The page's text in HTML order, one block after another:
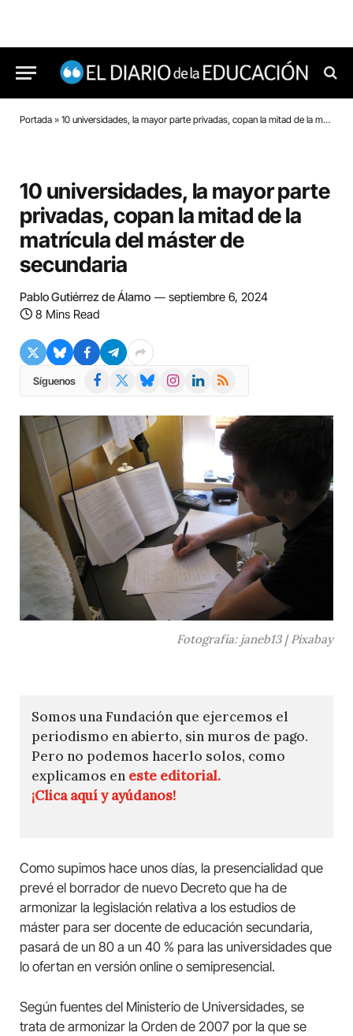
Portada » 10 universidades, la mayor parte privadas, copan la mitad de la matrícula del máster de secundaria
10 universidades, la mayor parte
privadas, copan la mitad de la
matrícula del máster de
secundaria
Pablo Gutiérrez de Álamo
septiembre 6, 2024
8 Mins Read
Síguenos Facebook BlueskyInstagramLinkedIn
RSS
Fotografía: janeb13 | Pixabay
Somos una Fundación que ejercemos el
periodismo en abierto, sin muros de pago.
Pero no podemos hacerlo solos, como
explicamos en este editorial.
¡Clica aquí y ayúdanos!
Como supimos hace unos días, la presencialidad que
prevé el borrador de nuevo Decreto que ha de
armonizar la legislación relativa a los estudios de
máster para ser docente de educación secundaria,
pasará de un 80 a un 40 % para las universidades que
lo ofertan en versión online o semipresencial.
Según fuentes del Ministerio de Universidades, se
trata de armonizar la Orden de 2007 por la que se